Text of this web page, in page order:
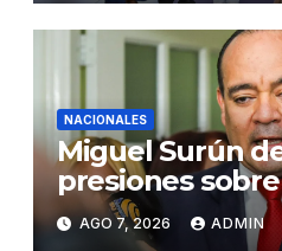
NACIONALES
Miguel Surún
presiones
Suprema Corte
AGO 7, 2026 ADMIN